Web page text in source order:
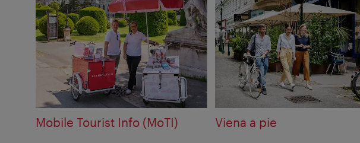
Mobile Tourist Info (MoTI) Viena a pie